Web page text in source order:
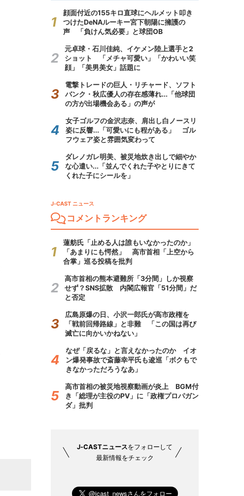
顔面付近の155キロ直球にヘルメット叩き
つけたDeNAルーキー宮下朝陽に擁護の
声 「負けん気必要」と球団OB
元卓球・石川佳純、イケメン陸上選手と2
ショット 「メチャ可愛い」「かわいい笑
顔」「美男美女」話題に
電撃トレードの巨人・リチャード、ソフト
バンク・秋広優人の存在感薄れ...「他球団
の方が出場機会ある」の声が
女子ゴルフの金沢志奈、肩出し白ノースリ
姿に反響...「可愛いにも程がある」 ゴル
フウェア姿と雰囲気変わって
ダレノガレ明美、被災地炊き出しで細やか
な心遣い...「並んでくれた子やとりにきて
くれた子にシールを」
J-CAST ニュース
コメントランキング
蓮舫氏「止める人は誰もいなかったのか」
「あまりにも愕然」 高市首相「上空から
合掌」巡る投稿を批判
高市首相の熊本避難所「3分間」しか視察
せず？SNS拡散 内閣広報官「51分間」だ
と否定
広島原爆の日、小沢一郎氏が高市政権を
「戦前回帰路線」と非難 「この国は再び
滅亡に向かいかねない」
なぜ「戻るな」と言えなかったのか イオ
ン爆発事故で斎藤幸平氏も逡巡「ボクもで
きなかっただろうなあ」
高市首相の被災地視察動画が炎上 BGM付
き「総理が主役のPV」に「政権プロパガン
ダ」批判
J-CASTニュースをフォローして
最新情報をチェック